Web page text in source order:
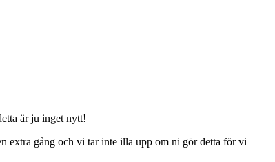
är ju inget nytt!
extra gång och vi tar inte illa upp om ni gör detta för vi